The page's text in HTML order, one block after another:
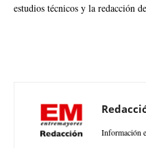
estudios técnicos y la redacción
Información